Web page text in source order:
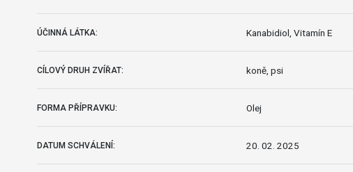
ÚČINNÁ LÁTKA: Kanabidiol, Vitamín E
CÍLOVÝ DRUH ZVÍŘAT: koně, psi
FORMA PŘÍPRAVKU: Olej
DATUM SCHVÁLENÍ: 20. 02. 2025